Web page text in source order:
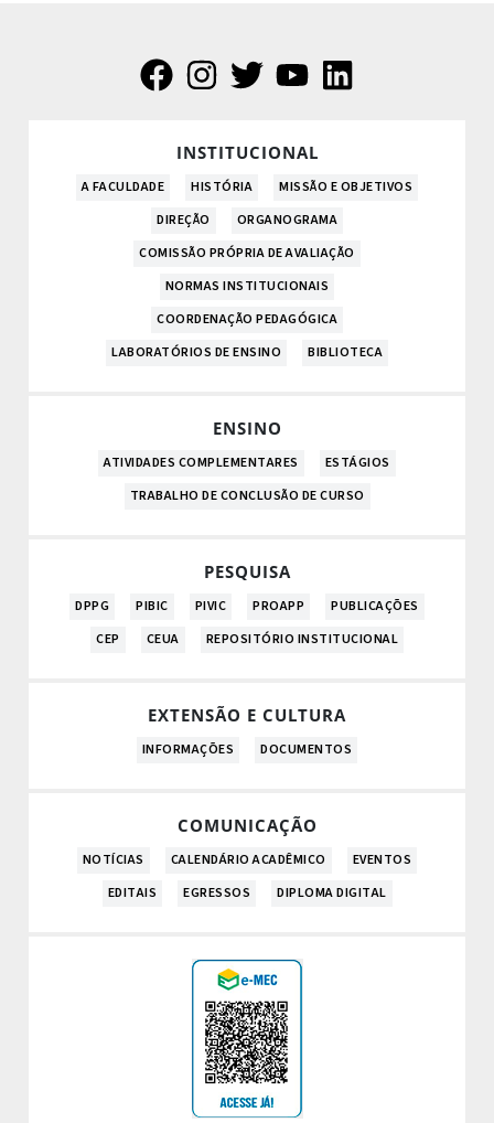
INSTITUCIONAL
A FACULDADE HISTÓRIA
MISSÃO E OBJETIVOS
DIREÇÃO
ORGANOGRAMA
COMISSÃO PRÓPRIA DE AVALIAÇÃO
NORMAS INSTITUCIONAIS
COORDENAÇÃO PEDAGÓGICA
LABORATÓRIOS DE ENSINO
BIBLIOTECA
ENSINO
ATIVIDADES COMPLEMENTARES
ESTÁGIOS
TRABALHO DE CONCLUSÃO DE CURSO
PESQUISA
DPPG PIBIC PIVIC PROAPP
PUBLICAÇÕES
CEP
CEUA REPOSITÓRIO INSTITUCIONAL
EXTENSÃO E CULTURA
INFORMAÇÕES DOCUMENTOS
COMUNICAÇÃO
NOTÍCIAS CALENDÁRIO ACADÊMICO
EVENTOS
EDITAIS
EGRESSOS DIPLOMA DIGITAL